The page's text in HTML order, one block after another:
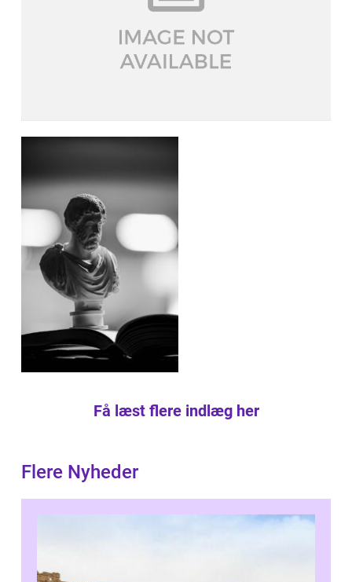
Få læst flere indlæg her
Flere Nyheder